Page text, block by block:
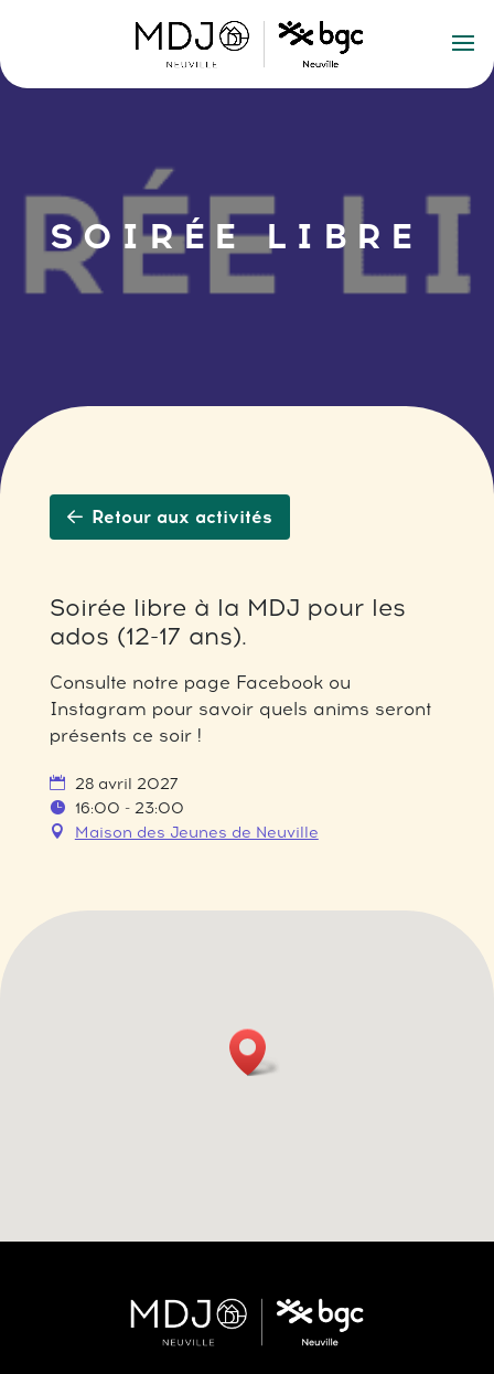
SOIRÉE LIBRE
Retour aux activités
Soirée libre à la MDJ pour les
ados (12-17 ans).
Consulte notre page Facebook ou
Instagram pour savoir quels anims seront
présents ce soir !
28 avril 2027
16:00 - 23:00
Maison des Jeunes de Neuville